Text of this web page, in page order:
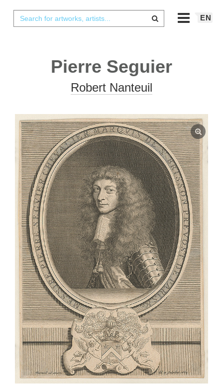
EN
Pierre Seguier
Robert Nanteuil